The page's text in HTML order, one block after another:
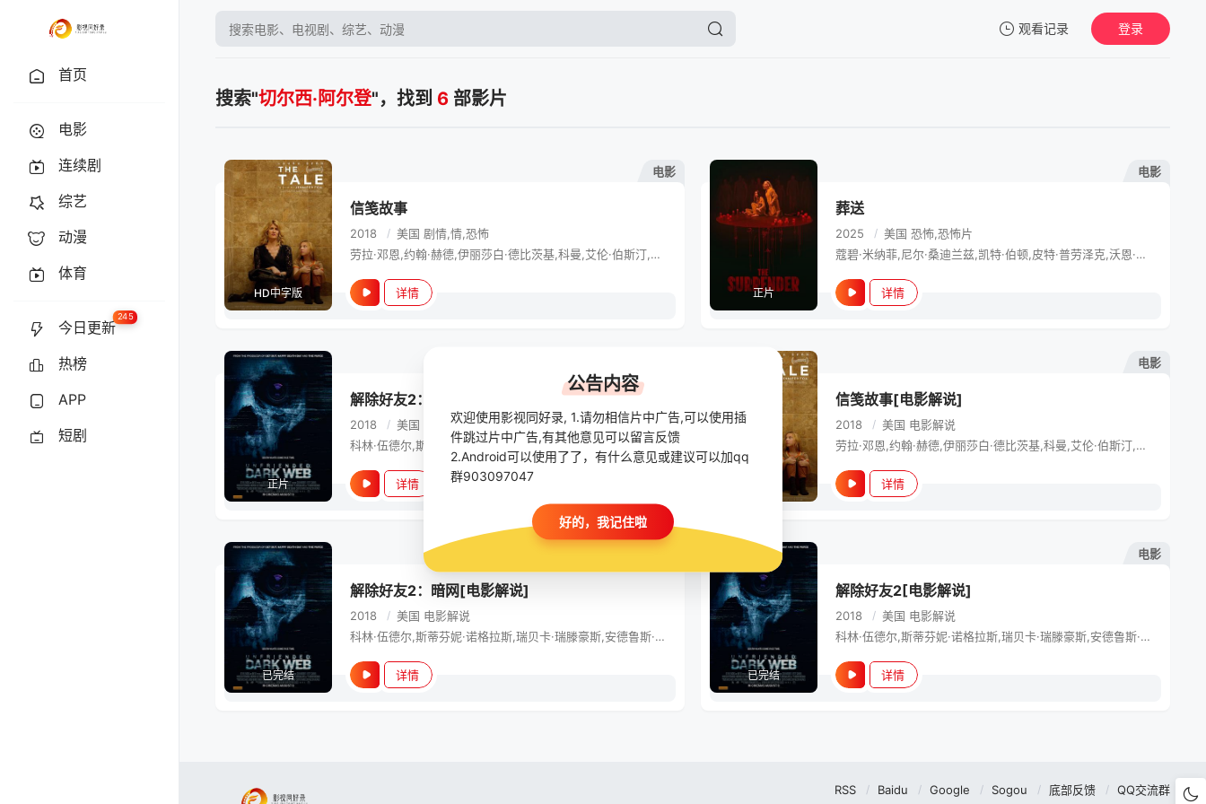
观看记录 登录
首页
电影
连续剧
综艺
动漫
体育
今日更新
245
热榜
APP
短剧
搜索"切尔西·阿尔登"，找到 6 部影片
电影
HD中字版
信笺故事
2018 / 美国 剧情,情,恐怖
劳拉·邓恩,约翰·赫德,伊丽莎白·德比茨基,科曼,艾伦·伯斯汀,弗兰西丝·康罗伊,杰森·雷特,劳拉·爱伦,伊莎贝尔·内利瑟,伊莎贝拉·阿玛拉,切尔西·阿尔登,马修·劳奇,贾克琳·弗莱明,蒂娜·帕克,乔迪·朗,诺亚·罗麦克斯,艾米莉·桑迪弗,斯科特·武田,索姆·毕绍普斯
详情
电影
正片
葬送
2025 / 美国 恐怖,恐怖片
蔻碧·米纳菲,尼尔·桑迪兰兹,凯特·伯顿,皮特·普劳泽克,沃恩·阿姆斯特朗,切尔西·阿尔登,Alaina Pollack,Riley Rose Critchlow,洛拉·凯莉,Mia Ellis
详情
正片
解除好友2：暗网
2018 / 美国
科林·伍德尔,斯蒂芬妮·诺格拉斯,瑞贝卡·瑞滕豪斯,安德鲁斯·李斯,贝蒂·加布里埃尔,康纳·戴尔·里奥,萨维拉·温蒂亚尼,切尔西·阿尔登,道格拉斯·泰特,阿什顿·斯迈利,阿历萨·芒索
详情
电影
信笺故事[电影解说]
2018 / 美国 电影解说
劳拉·邓恩,约翰·赫德,伊丽莎白·德比茨基,科曼,艾伦·伯斯汀,弗兰西丝·康罗伊,杰森·雷特,劳拉·爱伦,伊莎贝尔·内利瑟,伊莎贝拉·阿玛拉,切尔西·阿尔登,马修·劳奇,贾克琳·弗莱明,蒂娜·帕克,乔迪·朗,诺亚·罗麦克斯,艾米莉·桑迪弗,斯科特·武田,索姆·毕绍普斯
详情
已完结
解除好友2：暗网[电影解说]
2018 / 美国 电影解说
科林·伍德尔,斯蒂芬妮·诺格拉斯,瑞贝卡·瑞滕豪斯,安德鲁斯·李斯,贝蒂·加布里埃尔,康纳·戴尔·里奥,萨维拉·温蒂亚尼,切尔西·阿尔登,道格拉斯·泰特,阿什顿·斯迈利,阿历萨·芒索
详情
电影
已完结
解除好友2[电影解说]
2018 / 美国 电影解说
科林·伍德尔,斯蒂芬妮·诺格拉斯,瑞贝卡·瑞滕豪斯,安德鲁斯·李斯,贝蒂·加布里埃尔,康纳·戴尔·里奥,萨维拉·温蒂亚尼,切尔西·阿尔登,道格拉斯·泰特,阿什顿·斯迈利,阿历萨·芒索
详情
RSS Baidu Google Sogou 底部反馈 QQ交流群
公告内容
欢迎使用影视同好录, 1.请勿相信片中广告,可以使用插
件跳过片中广告,有其他意见可以留言反馈
2.Android可以使用了了，有什么意见或建议可以加qq
群903097047
好的，我记住啦